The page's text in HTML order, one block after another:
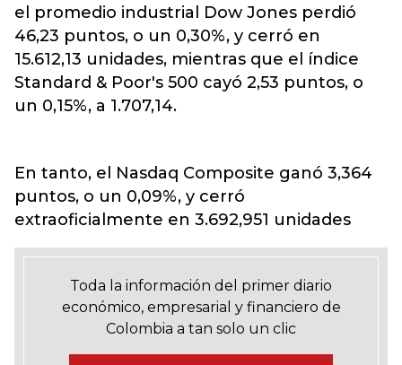
el promedio industrial Dow Jones perdió
46,23 puntos, o un 0,30%, y cerró en
15.612,13 unidades, mientras que el índice
Standard & Poor's 500 cayó 2,53 puntos, o
un 0,15%, a 1.707,14.
En tanto, el Nasdaq Composite ganó 3,364
puntos, o un 0,09%, y cerró
extraoficialmente en 3.692,951 unidades
Toda la información del primer diario
económico, empresarial y financiero de
Colombia a tan solo un clic